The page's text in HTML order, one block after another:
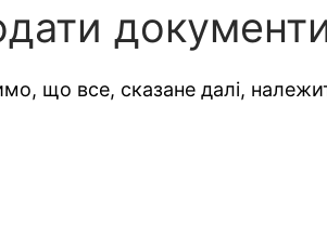
що все, сказане далі,